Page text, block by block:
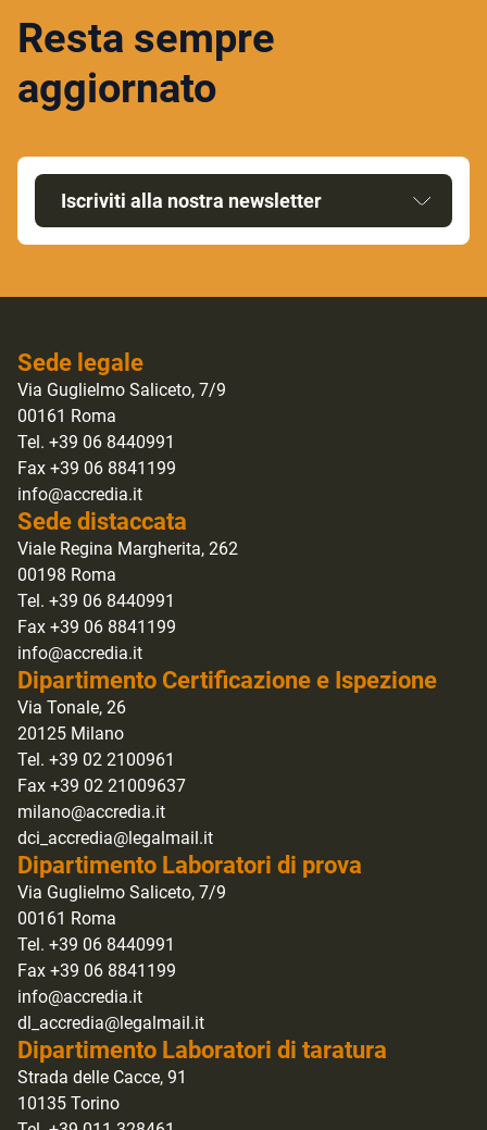
Resta sempre
aggiornato
Iscriviti alla nostra newsletter
Sede legale
Via Guglielmo Saliceto, 7/9
00161 Roma
Tel. +39 06 8440991
Fax +39 06 8841199
info@accredia.it
Sede distaccata
Viale Regina Margherita, 262
00198 Roma
Tel. +39 06 8440991
Fax +39 06 8841199
info@accredia.it
Dipartimento Certificazione e Ispezione
Via Tonale, 26
20125 Milano
Tel. +39 02 2100961
Fax +39 02 21009637
milano@accredia.it
dci_accredia@legalmail.it
Dipartimento Laboratori di prova
Via Guglielmo Saliceto, 7/9
00161 Roma
Tel. +39 06 8440991
Fax +39 06 8841199
info@accredia.it
dl_accredia@legalmail.it
Dipartimento Laboratori di taratura
Strada delle Cacce, 91
10135 Torino